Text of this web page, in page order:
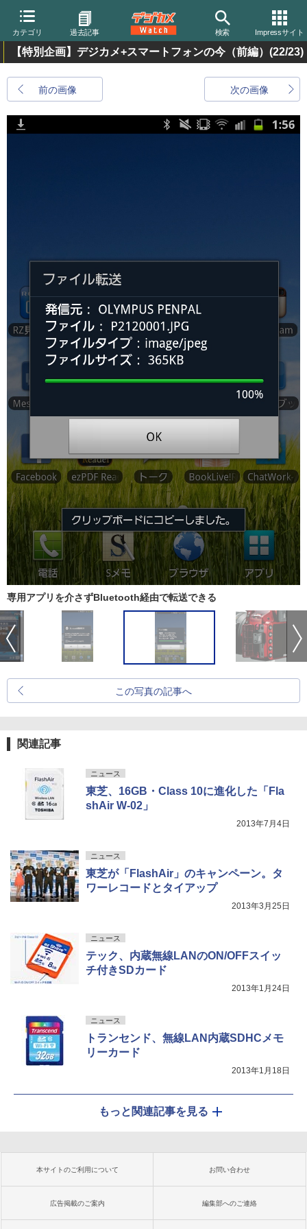
カテゴリ 過去記事 検索 Impressサイト
【特別企画】デジカメ+スマートフォンの今（前編） (22/23)
前の画像 次の画像
専用アプリを介さずBluetooth経由で転送できる
この写真の記事へ
関連記事
ニュース
東芝、16GB・Class 10に進化した「Fla
shAir W-02」
2013年7月4日
ニュース
東芝が「FlashAir」のキャンペーン。タ
ワーレコードとタイアップ
2013年3月25日
ニュース
テック、内蔵無線LANのON/OFFスイッ
チ付きSDカード
2013年1月24日
ニュース
トランセンド、無線LAN内蔵SDHCメモ
リーカード
2013年1月18日
もっと関連記事を見る
本サイトのご利用について お問い合わせ
広告掲載のご案内 編集部へのご連絡